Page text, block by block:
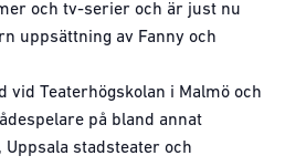
och tv-serier och är just nu
uppsättning av Fanny och
vid Teaterhögskolan i Malmö och
på bland annat
stadsteater och